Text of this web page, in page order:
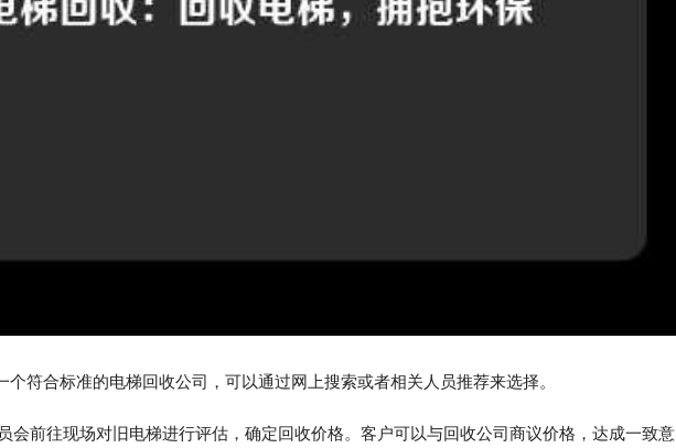
符合标准的电梯回收公司，可以通过网上搜索或者相关人员推荐来选择。
会前往现场对旧电梯进行评估，确定回收价格。客户可以与回收公司商议价格，达成一致意